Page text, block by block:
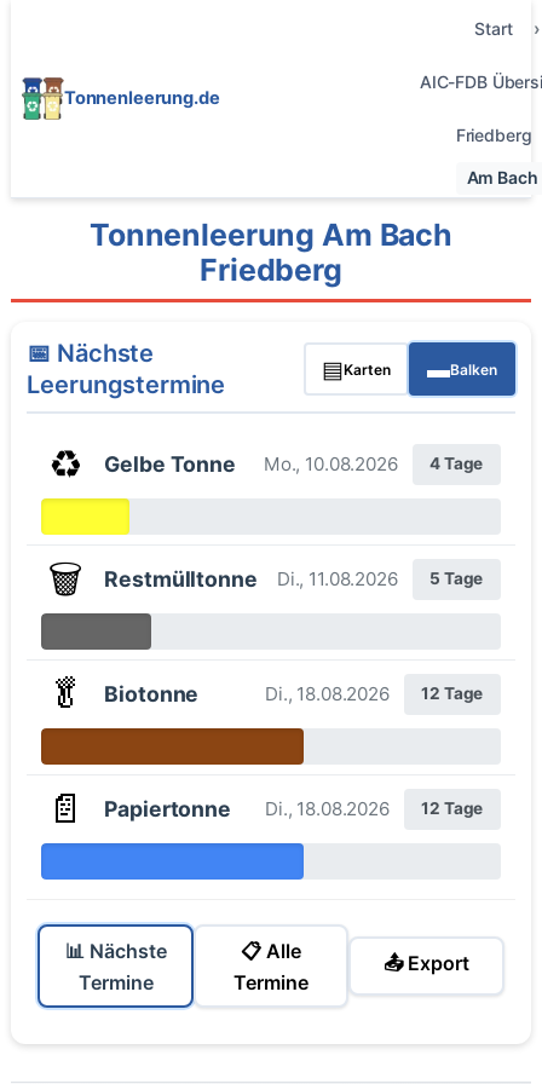
Tonnenleerung.de
Start
AIC-FDB
Friedberg
Am Bach
Tonnenleerung Am Bach
Friedberg
📅 Nächste
Leerungstermine
▤Karten ▬Balken
♻️ Gelbe Tonne Mo., 10.08.2026 4 Tage
🗑️ Restmülltonne Di., 11.08.2026 5 Tage
🥬 Biotonne Di., 18.08.2026 12 Tage
📄 Papiertonne Di., 18.08.2026 12 Tage
📊 Nächste
Termine
📋 Alle
Termine
📤 Export